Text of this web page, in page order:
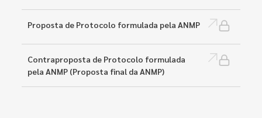
Proposta de Protocolo formulada pela ANMP
Contraproposta de Protocolo formulada
pela ANMP (Proposta final da ANMP)